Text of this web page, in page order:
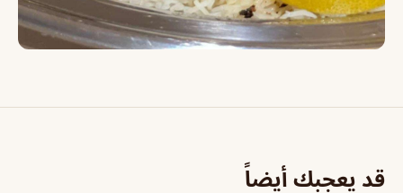
قد يعجبك أيضاً